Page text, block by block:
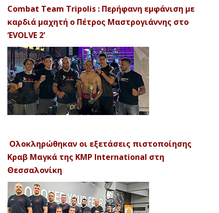
Combat Team Tripolis : Περήφανη εμφάνιση με
καρδιά μαχητή ο Πέτρος Μαστρογιάννης στο
‘EVOLVE 2’
Ολοκληρώθηκαν οι εξετάσεις πιστοποίησης
Κραβ Μαγκά της KMP International στη
Θεσσαλονίκη